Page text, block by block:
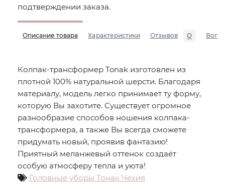
подтверждении заказа.
Описание товара Характеристики Отзывов 0
Колпак-трансформер Tonak изготовлен из
плотной 100% натуральной шерсти. Благодаря
материалу, модель легко принимает ту форму,
которую Вы захотите. Существует огромное
разнообразие способов ношения колпака-
трансформера, а также Вы всегда сможете
придумать новый, проявив фантазию!
Приятный меланжевый оттенок создаёт
особую атмосферу тепла и уюта!
Головные уборы Тонак Чехия